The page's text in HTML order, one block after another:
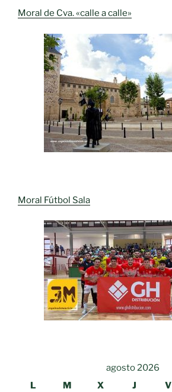
Moral de Cva. «calle a calle»
Moral Fútbol Sala
agosto 2026
L
M X J V